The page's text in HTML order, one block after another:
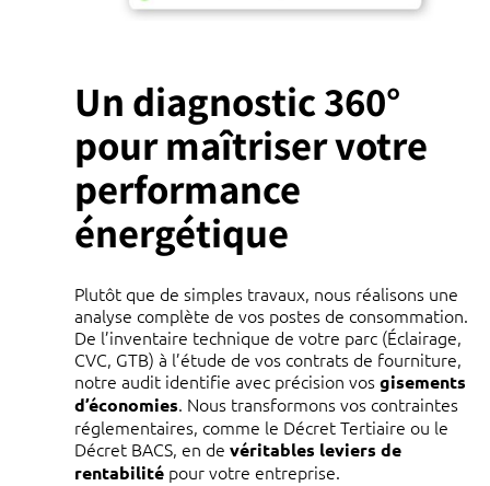
Un diagnostic 360°
pour maîtriser votre
performance
énergétique
Plutôt que de simples travaux, nous réalisons une
analyse complète de vos postes de consommation.
De l’inventaire technique de votre parc (Éclairage,
CVC, GTB) à l’étude de vos contrats de fourniture,
notre audit identifie avec précision vosgisements
d’économies. Nous transformons vos contraintes
réglementaires, comme le Décret Tertiaire ou le
Décret BACS, en de véritables leviers de
rentabilitépour votre entreprise.